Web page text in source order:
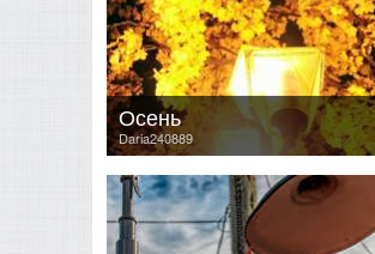
Daria240889
Осень